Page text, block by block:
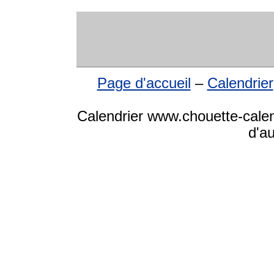
Page d'accueil – Calendrier
Calendrier www.chouette-